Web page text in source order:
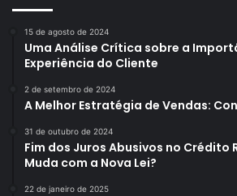
15 de agosto de 2024
Uma Análise Crítica sobre a
Experiência do Cliente
2 de setembro de 2024
A Melhor Estratégia de Vendas:
31 de outubro de 2024
Fim dos Juros Abusivos no Crédito
Muda com a Nova Lei?
22 de janeiro de 2025